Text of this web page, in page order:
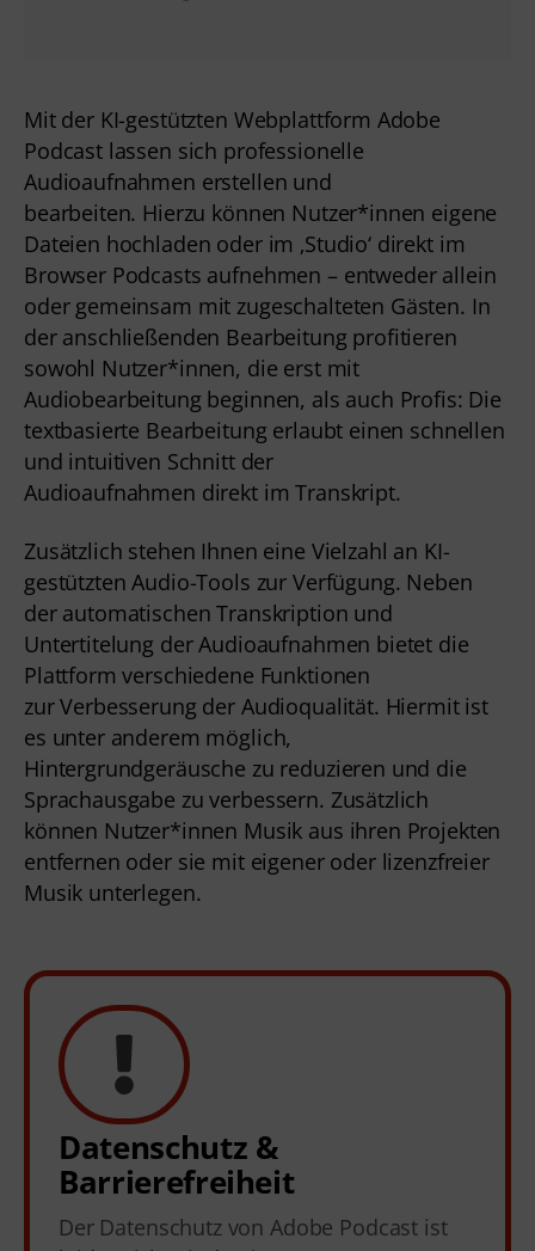
Mit der KI-gestützten Webplattform Adobe
Podcast lassen sich professionelle
Audioaufnahmen erstellen und
bearbeiten. Hierzu können Nutzer*innen eigene
Dateien hochladen oder im ‚Studio‘ direkt im
Browser Podcasts aufnehmen – entweder allein
oder gemeinsam mit zugeschalteten Gästen. In
der anschließenden Bearbeitung profitieren
sowohl Nutzer*innen, die erst mit
Audiobearbeitung beginnen, als auch Profis: Die
textbasierte Bearbeitung erlaubt einen schnellen
und intuitiven Schnitt der
Audioaufnahmen direkt im Transkript.
Zusätzlich stehen Ihnen eine Vielzahl an KI-
gestützten Audio-Tools zur Verfügung. Neben
der automatischen Transkription und
Untertitelung der Audioaufnahmen bietet die
Plattform verschiedene Funktionen
zur Verbesserung der Audioqualität. Hiermit ist
es unter anderem möglich,
Hintergrundgeräusche zu reduzieren und die
Sprachausgabe zu verbessern. Zusätzlich
können Nutzer*innen Musik aus ihren Projekten
entfernen oder sie mit eigener oder lizenzfreier
Musik unterlegen.
Datenschutz &
Barrierefreiheit
Der Datenschutz von Adobe Podcast ist